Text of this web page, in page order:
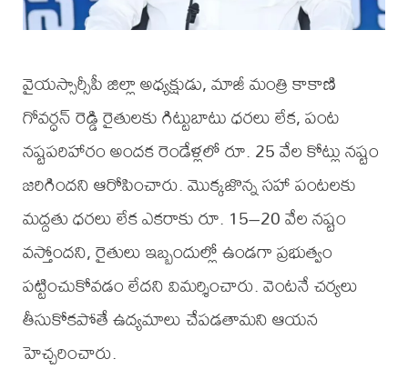
వైయస్సార్సీపీ జిల్లా అధ్యక్షుడు, మాజీ మంత్రి కాకాణి
గోవర్ధన్ రెడ్డి రైతులకు గిట్టుబాటు ధరలు లేక, పంట
నష్టపరిహారం అందక రెండేళ్లలో రూ. 25 వేల కోట్లు నష్టం
జరిగిందని ఆరోపించారు. మొక్కజొన్న సహా పంటలకు
మద్దతు ధరలు లేక ఎకరాకు రూ. 15–20 వేల నష్టం
వస్తోందని, రైతులు ఇబ్బందుల్లో ఉండగా ప్రభుత్వం
పట్టించుకోవడం లేదని విమర్శించారు. వెంటనే చర్యలు
తీసుకోకపోతే ఉద్యమాలు చేపడతామని ఆయన
హెచ్చరించారు.